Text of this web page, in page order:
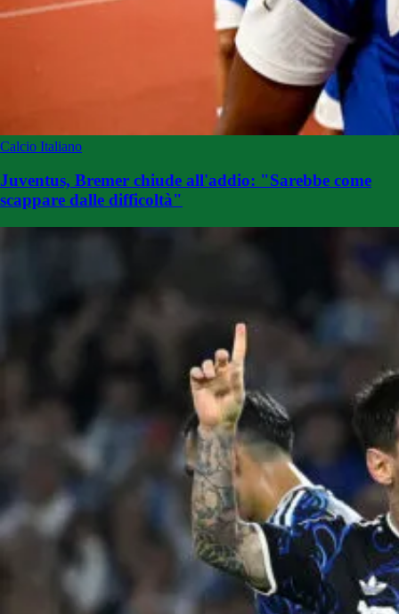
Calcio Italiano
Juventus, Bremer chiude all'addio: "Sarebbe come
scappare dalle difficoltà"